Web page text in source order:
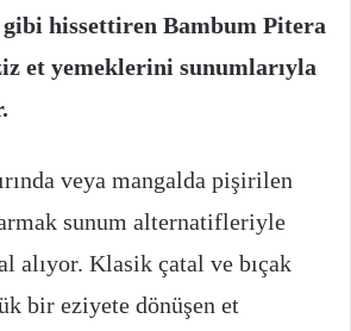
gibi hissettiren Bambum Pitera
et yemeklerini sunumlarıyla
veya mangalda pişirilen
sunum alternatifleriyle
alıyor. Klasik çatal ve bıçak
bir eziyete dönüşen et